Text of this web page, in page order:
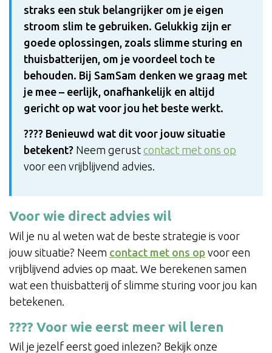
straks een stuk belangrijker om je eigen
stroom slim te gebruiken. Gelukkig zijn er
goede oplossingen, zoals slimme sturing en
thuisbatterijen, om je voordeel toch te
behouden. Bij SamSam denken we graag met
je mee – eerlijk, onafhankelijk en altijd
gericht op wat voor jou het beste werkt.
???? Benieuwd wat dit voor jouw situatie
betekent? Neem gerust contact met ons op
voor een vrijblijvend advies.
Voor wie direct advies wil
Wil je nu al weten wat de beste strategie is voor
jouw situatie? Neem contact met ons op voor een
vrijblijvend advies op maat. We berekenen samen
wat een thuisbatterij of slimme sturing voor jou kan
betekenen.
???? Voor wie eerst meer wil leren
Wil je jezelf eerst goed inlezen? Bekijk onze